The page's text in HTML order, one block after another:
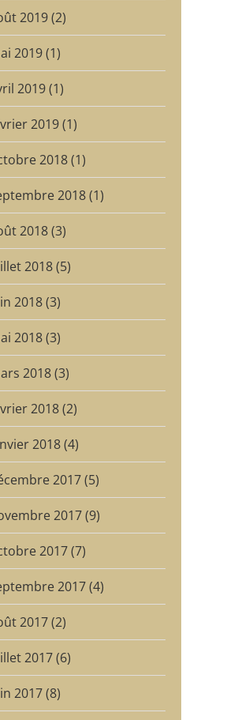
2019 (2)
2019 (1)
2019 (1)
2019 (1)
2018 (1)
2018 (1)
2018 (3)
2018 (5)
2018 (3)
2018 (3)
2018 (3)
2018 (2)
2018 (4)
2017 (5)
2017 (9)
2017 (7)
2017 (4)
2017 (2)
2017 (6)
2017 (8)